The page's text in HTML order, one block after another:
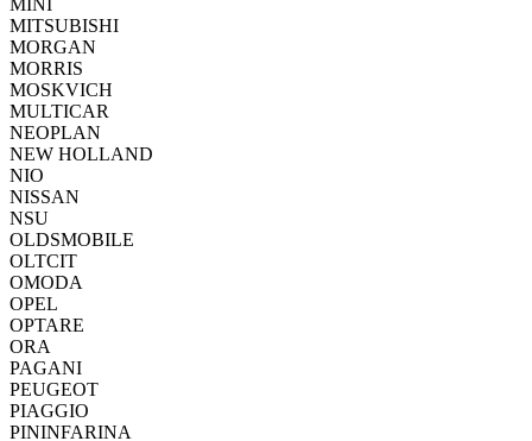
MINI
MITSUBISHI
MORGAN
MORRIS
MOSKVICH
MULTICAR
NEOPLAN
NEW HOLLAND
NIO
NISSAN
NSU
OLDSMOBILE
OLTCIT
OMODA
OPEL
OPTARE
ORA
PAGANI
PEUGEOT
PIAGGIO
PININFARINA